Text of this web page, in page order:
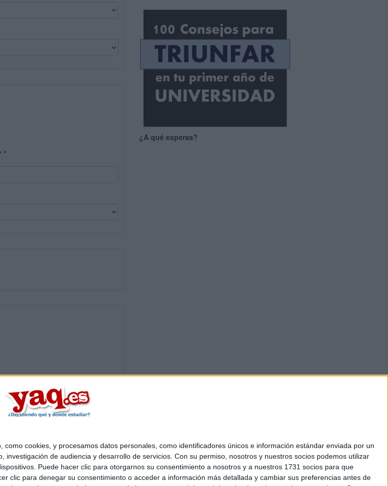
cookies, y procesamos datos personales, como identificadores únicos e información estándar enviada por un
de audiencia y desarrollo de servicios. Con su permiso, nosotros y nuestros socios podemos utilizar
Puede hacer clic para otorgarnos su consentimiento a nosotros y a nuestros 1731 socios para que
clic para denegar su consentimiento o acceder a información más detallada y cambiar sus preferencias antes de
*
¿A qué esperas?
somos |Contactar| Anúnciate
|Condiciones generales|Política de cookies